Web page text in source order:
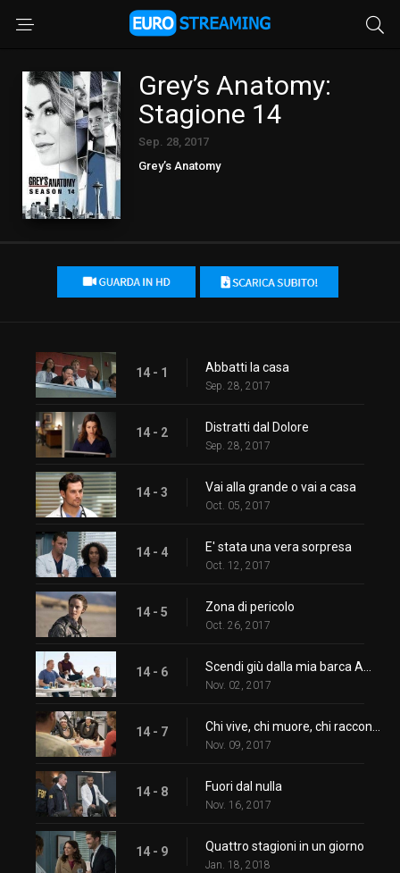
Grey’s Anatomy:
Stagione 14
Sep. 28, 2017
Grey’s Anatomy
14 - 1 Abbatti la casa
Sep. 28, 2017
14 - 2 Distratti dal Dolore
Sep. 28, 2017
14 - 3 Vai alla grande o vai a casa
Oct. 05, 2017
14 - 4 E' stata una vera sorpresa
Oct. 12, 2017
14 - 5 Zona di pericolo
Oct. 26, 2017
14 - 6
Nov. 02, 2017
14 - 7
Nov. 09, 2017
14 - 8 Fuori dal nulla
Nov. 16, 2017
14 - 9 Quattro stagioni in un giorno
Jan. 18, 2018